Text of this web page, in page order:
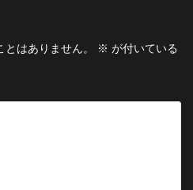
はありません。 ※ が付いている